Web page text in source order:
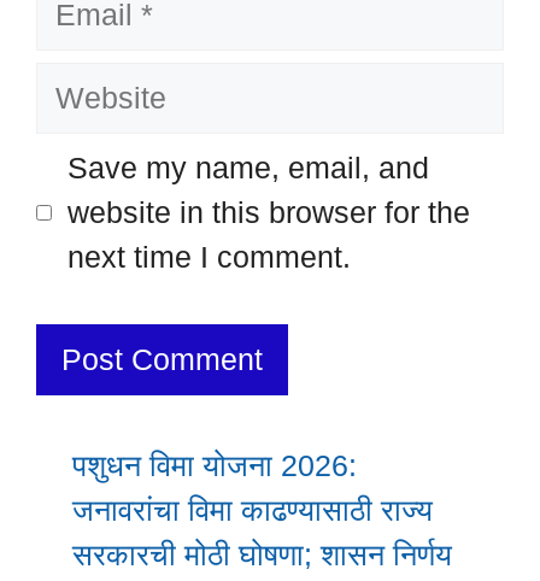
Website
Save my name, email, and
website in this browser for the
next time I comment.
पशुधन विमा योजना 2026:
जनावरांचा विमा काढण्यासाठी राज्य
सरकारची मोठी घोषणा; शासन निर्णय